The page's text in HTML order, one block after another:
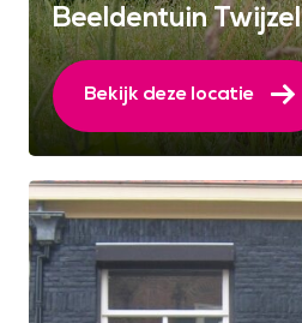
Beeldentuin Twijzel
Bekijk deze locatie